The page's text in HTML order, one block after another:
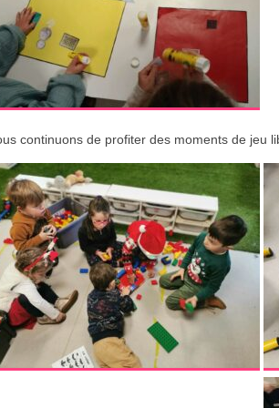
continuons de profiter des moments de jeu